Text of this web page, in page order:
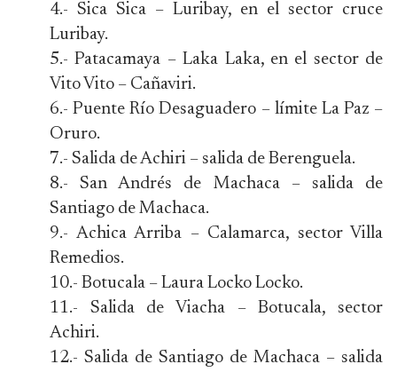
4.- Sica Sica – Luribay, en el sector cruce
Luribay.
5.- Patacamaya – Laka Laka, en el sector de
Vito Vito – Cañaviri.
6.- Puente Río Desaguadero – límite La Paz –
Oruro.
7.- Salida de Achiri – salida de Berenguela.
8.- San Andrés de Machaca – salida de
Santiago de Machaca.
9.- Achica Arriba – Calamarca, sector Villa
Remedios.
10.- Botucala – Laura Locko Locko.
11.- Salida de Viacha – Botucala, sector
Achiri.
12.- Salida de Santiago de Machaca – salida